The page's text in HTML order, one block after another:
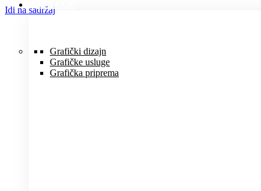
Idi na sadržajUSLUGE
Grafički dizajn
Grafičke usluge
Grafička priprema